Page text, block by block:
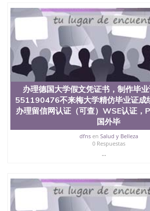
University）圣何塞州立大学成绩单（
University）圣何塞州立大学成绩单（
University）圣何塞州立大学成绩单（
University）成绩单圣何塞州立大学文
State University）圣何塞州立大学（
University）圣何塞州立大学（San Jose
University）圣何塞州立大学（ San
University）圣何塞州立大学（San Jose
University）圣何塞州立大学文凭（San
University）圣何塞州立大学文凭（San
University）文凭圣何塞州立大学文凭
State University）圣何塞州立大学学历
State University）圣何塞州立大学学历
State University）圣何塞州立大学学历
State University）圣 塞州立大学学历（
State University）圣何塞州立大学（
University）圣何塞州立大学（San Jose
University）圣何塞州立大学（San
University）圣何塞州立大学学位证（
University）圣何塞州立大学学位证（
University）圣何塞州立大学学位证（
办理德国大学假文凭证书，制作毕
551190476不来梅大学精仿毕业证成
办理留信网认证（可查）WSE认证，
国外毕
dfnsen Salud y Belleza
0 Respuestas
...